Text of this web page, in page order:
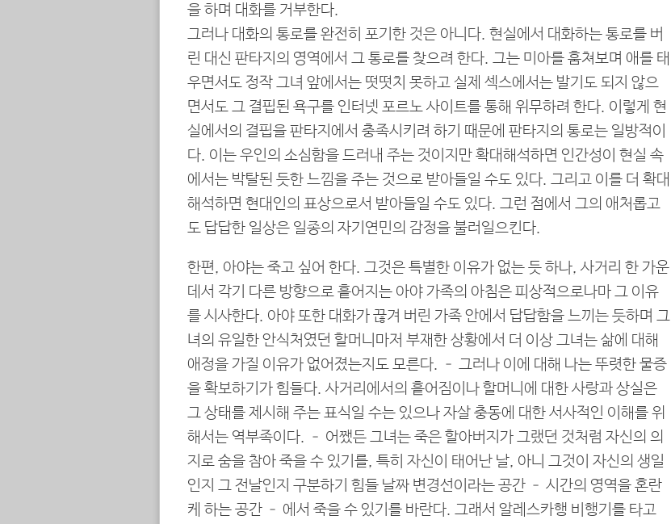
을 하며 대화를 거부한다.
그러나 대화의 통로를 완전히 포기한 것은 아니다. 현실에서 대화하는 통로를 버
린 대신 판타지의 영역에서 그 통로를 찾으려 한다. 그는 미아를 훔쳐보며 애를 태
우면서도 정작 그녀 앞에서는 떳떳치 못하고 실제 섹스에서는 발기도 되지 않으
면서도 그 결핍된 욕구를 인터넷 포르노 사이트를 통해 위무하려 한다. 이렇게 현
실에서의 결핍을 판타지에서 충족시키려 하기 때문에 판타지의 통로는 일방적이
다. 이는 우인의 소심함을 드러내 주는 것이지만 확대해석하면 인간성이 현실 속
에서는 박탈된 듯한 느낌을 주는 것으로 받아들일 수도 있다. 그리고 이를 더 확대
해석하면 현대인의 표상으로서 받아들일 수도 있다. 그런 점에서 그의 애처롭고
도 답답한 일상은 일종의 자기연민의 감정을 불러일으킨다.
한편, 아야는 죽고 싶어 한다. 그것은 특별한 이유가 없는 듯 하나, 사거리 한 가운
데서 각기 다른 방향으로 흩어지는 아야 가족의 아침은 피상적으로나마 그 이유
를 시사한다. 아야 또한 대화가 끊겨 버린 가족 안에서 답답함을 느끼는 듯하며 그
녀의 유일한 안식처였던 할머니마저 부재한 상황에서 더 이상 그녀는 삶에 대해
애정을 가질 이유가 없어졌는지도 모른다. – 그러나 이에 대해 나는 뚜렷한 물증
을 확보하기가 힘들다. 사거리에서의 흩어짐이나 할머니에 대한 사랑과 상실은
그 상태를 제시해 주는 표식일 수는 있으나 자살 충동에 대한 서사적인 이해를 위
해서는 역부족이다. – 어쨌든 그녀는 죽은 할아버지가 그랬던 것처럼 자신의 의
지로 숨을 참아 죽을 수 있기를, 특히 자신이 태어난 날, 아니 그것이 자신의 생일
인지 그 전날인지 구분하기 힘들 날짜 변경선이라는 공간 – 시간의 영역을 혼란
케 하는 공간 – 에서 죽을 수 있기를 바란다. 그래서 알레스카행 비행기를 타고